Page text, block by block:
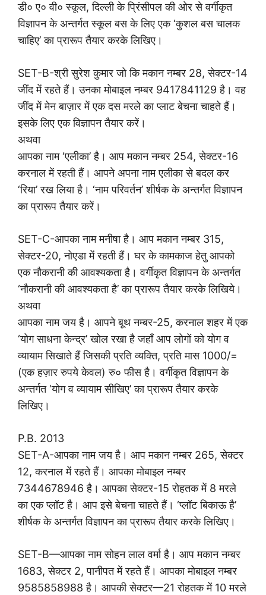
डी० ए० वी० स्कूल, दिल्ली के प्रिंसीपल की ओर से वर्गीकृत
विज्ञापन के अन्तर्गत स्कूल बस के लिए एक ‘कुशल बस चालक
चाहिए’ का प्रारूप तैयार करके लिखिए।
SET-B-श्री सुरेश कुमार जो कि मकान नम्बर 28, सेक्टर-14
जींद में रहते हैं। उनका मोबाइल नम्बर 9417841129 है। वह
जींद में मेन बाज़ार में एक दस मरले का प्लाट बेचना चाहते हैं।
इसके लिए एक विज्ञापन तैयार करें।
अथवा
आपका नाम ‘एलीका’ है। आप मकान नम्बर 254, सेक्टर-16
करनाल में रहती हैं। आपने अपना नाम एलीका से बदल कर
‘रिया’ रख लिया है। ‘नाम परिवर्तन’ शीर्षक के अन्तर्गत विज्ञापन
का प्रारूप तैयार करें।
SET-C-आपका नाम मनीषा है। आप मकान नम्बर 315,
सेक्टर-20, नोएडा में रहती हैं। घर के कामकाज हेतु आपको
एक नौकरानी की आवश्यकता है। वर्गीकृत विज्ञापन के अन्तर्गत
‘नौकरानी की आवश्यकता है’ का प्रारूप तैयार करके लिखिये।
अथवा
आपका नाम जय है। आपने बूथ नम्बर-25, करनाल शहर में एक
‘योग साधना केन्द्र’ खोल रखा है जहाँ आप लोगों को योग व
व्यायाम सिखाते हैं जिसकी प्रति व्यक्ति, प्रति मास 1000/=
(एक हज़ार रुपये केवल) रु० फीस है। वर्गीकृत विज्ञापन के
अन्तर्गत ‘योग व व्यायाम सीखिए’ का प्रारूप तैयार करके
लिखिए।
P.B. 2013
SET-A-आपका नाम जय है। आप मकान नम्बर 265, सेक्टर
12, करनाल में रहते हैं। आपका मोबाइल नम्बर
7344678946 है। आपका सेक्टर-15 रोहतक में 8 मरले
का एक प्लॉट है। आप इसे बेचना चाहते हैं। ‘प्लॉट बिकाऊ है’
शीर्षक के अन्तर्गत विज्ञापन का प्रारूप तैयार करके लिखिए।
SET-B—आपका नाम सोहन लाल वर्मा है। आप मकान नम्बर
1683, सेक्टर 2, पानीपत में रहते हैं। आपका मोबाइल नम्बर
9585858988 है। आपकी सेक्टर—21 रोहतक में 10 मरले